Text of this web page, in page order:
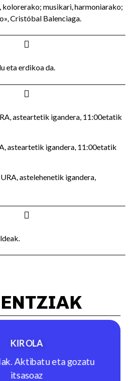
musikari, harmoniarako;
Cristóbal Balenciaga.
eta erdikoa da.
asteartetik igandera, 11:00etatik
asteartetik igandera, 11:00etatik
astelehenetik igandera,
KIROLA
Aktibatu eta gozatu
itsasoaz